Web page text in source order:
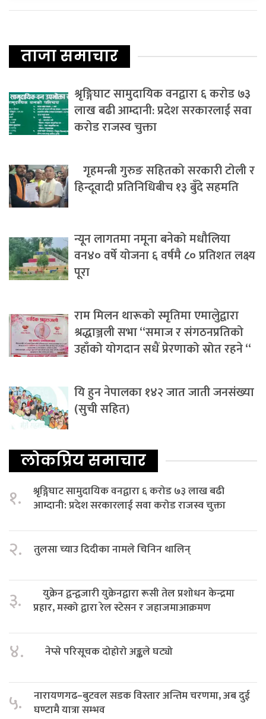
ताजा समाचार
श्रृङ्गिघाट सामुदायिक वनद्वारा ६ करोड ७३
लाख बढी आम्दानी: प्रदेश सरकारलाई सवा
करोड राजस्व चुक्ता
गृहमन्त्री गुरुङ सहितको सरकारी टोली र
हिन्दूवादी प्रतिनिधिबीच १३ बुँदे सहमति
न्यून लागतमा नमूना बनेको मधौलिया
वन४० वर्षे योजना ६ वर्षमै ८० प्रतिशत लक्ष्य
पूरा
राम मिलन थारूको स्मृतिमा एमालेुद्वारा
श्रद्धाञ्जली सभा “समाज र संगठनप्रतिको
उहाँको योगदान सधैं प्रेरणाको स्रोत रहने “
यि हुन नेपालका १४२ जात जाती जनसंख्या
(सुची सहित)
लोकप्रिय समाचार
१.
श्रृङ्गिघाट सामुदायिक वनद्वारा ६ करोड ७३ लाख बढी
आम्दानी: प्रदेश सरकारलाई सवा करोड राजस्व चुक्ता
२. तुलसा च्याउ दिदीका नामले चिनिन थालिन्
३.
युक्रेन द्वन्द्वजारी युक्रेनद्वारा रूसी तेल प्रशोधन केन्द्रमा
प्रहार, मस्को द्वारा रेल स्टेसन र जहाजमाआक्रमण
४. नेप्से परिसूचक दोहोरो अङ्कले घट्यो
५.
नारायणगढ–बुटवल सडक विस्तार अन्तिम चरणमा, अब दुई
घण्टामै यात्रा सम्भव